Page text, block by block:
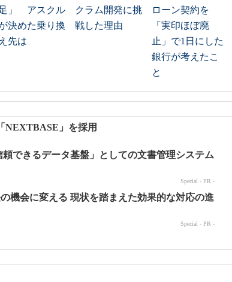
足」 アスクル
決めた乗り換
え先は
クラム開発に挑
戦した理由
ローン契約を
「実印ほぼ廃
止」で1日にした
銀行が考えたこ
と
NEXTBASE」を採用